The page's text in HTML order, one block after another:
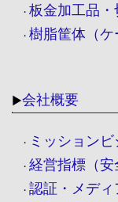
・ 板金加工品・
・ 樹脂筐体（
▶会社概要
・ ミッション
・ 経営指標（安
・ 認証・メデ